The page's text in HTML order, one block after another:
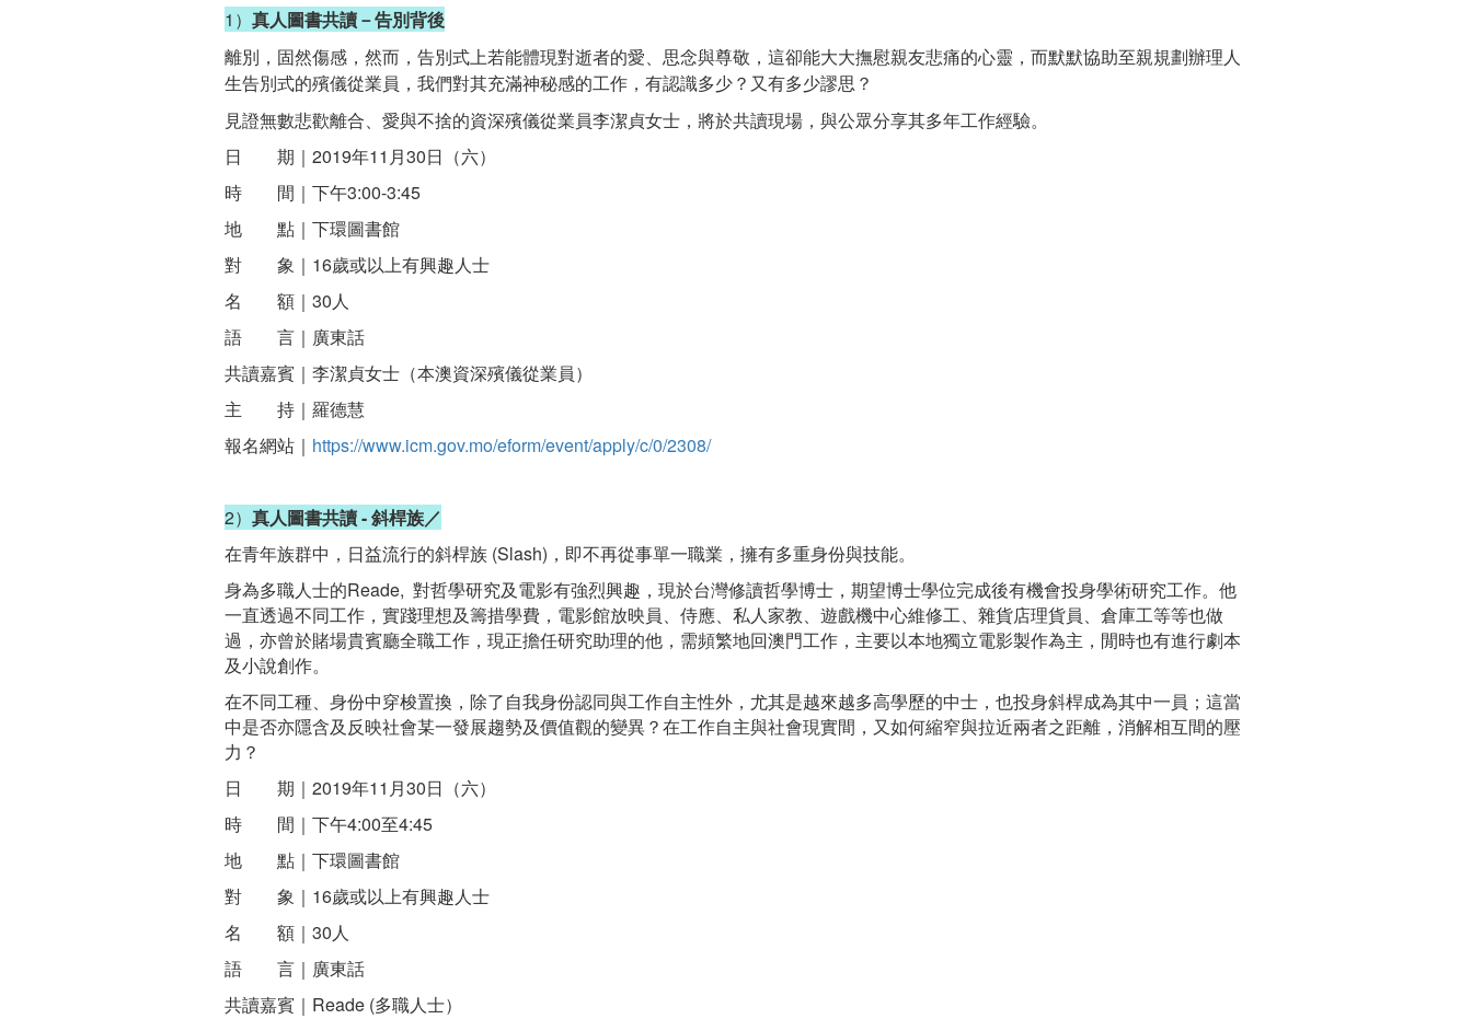
1 ） 真人圖書共讀－告別背後
離別，固然傷感，然而，告別式上若能體現對逝者的愛、思念與尊敬，這卻能大大撫慰親友悲痛的心靈，而默默協助至親規劃辦理人
生告別式的殯儀從業員，我們對其充滿神秘感的工作，有認識多少？又有多少謬思？
見證無數悲歡離合、愛與不捨的資深殯儀從業員李潔貞女士，將於共讀現場，與公眾分享其多年工作經驗。
日 期｜2019年11月30日（六）
時 間｜下午3:00-3:45
地 點｜下環圖書館
對 象｜16歲或以上有興趣人士
名 額｜30人
語 言｜廣東話
共讀嘉賓｜李潔貞女士（本澳資深殯儀從業員）
主 持｜羅德慧
報名網站｜ https://www.icm.gov.mo/eform/event/apply/c/0/2308/
2） 真人圖書共讀 - 斜桿族／
在青年族群中，日益流行的斜桿族 (Slash)，即不再從事單一職業，擁有多重身份與技能。
身為多職人士的Reade, 對哲學研究及電影有強烈興趣，現於台灣修讀哲學博士，期望博士學位完成後有機會投身學術研究工作。他
一直透過不同工作，實踐理想及籌措學費，電影館放映員、侍應、私人家教、遊戲機中心維修工、雜貨店理貨員、倉庫工等等也做
過，亦曾於賭場貴賓廳全職工作，現正擔任研究助理的他，需頻繁地回澳門工作，主要以本地獨立電影製作為主，閒時也有進行劇本
及小說創作。
在不同工種、身份中穿梭置換，除了自我身份認同與工作自主性外，尤其是越來越多高學歷的中士，也投身斜桿成為其中一員；這當
中是否亦隱含及反映社會某一發展趨勢及價值觀的變異？在工作自主與社會現實間，又如何縮窄與拉近兩者之距離，消解相互間的壓
力？
日 期｜2019年11月30日（六）
時 間｜下午4:00至4:45
地 點｜下環圖書館
對 象｜16歲或以上有興趣人士
名 額｜30人
語 言｜廣東話
共讀嘉賓｜Reade (多職人士）